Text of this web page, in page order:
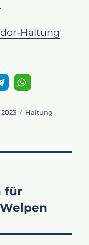
Haltung
Kategorien
Haltung
für